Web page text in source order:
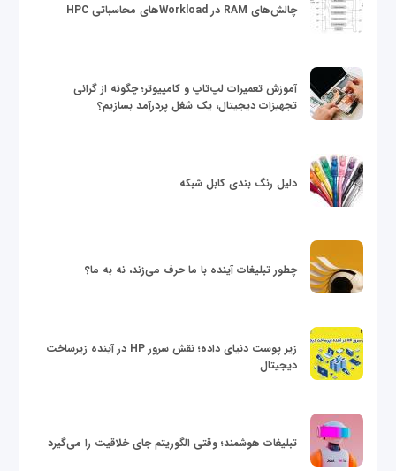
چالش‌های RAM در Workloadهای محاسباتی HPC
آموزش تعمیرات لپ‌تاپ و کامپیوتر؛ چگونه از گرانی
تجهیزات دیجیتال، یک شغل پردرآمد بسازیم؟
دلیل رنگ بندی کابل شبکه
چطور تبلیغات آینده با ما حرف می‌زند، نه به ما؟
زیر پوست دنیای داده؛ نقش سرور HP در آینده زیرساخت
دیجیتال
تبلیغات هوشمند؛ وقتی الگوریتم جای خلاقیت را می‌گیرد